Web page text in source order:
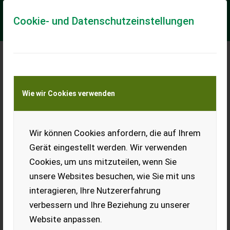
Cookie- und Datenschutzeinstellungen
Wie wir Cookies verwenden
Wir können Cookies anfordern, die auf Ihrem
Gerät eingestellt werden. Wir verwenden
Cookies, um uns mitzuteilen, wenn Sie
unsere Websites besuchen, wie Sie mit uns
interagieren, Ihre Nutzererfahrung
verbessern und Ihre Beziehung zu unserer
Website anpassen.
Meine Transportkostenanfrage
Transport von Land- und Baumaschinen –
KEINE Tiertransporte
Mercedes-Benz
Unimog U400
Hydrostat, Anbauplatte
Größe 3, ABS-Steckdose 24
V, Gögl 3-Seitenkipper,
Winterdienstbeleuchtung,
Frontscheibenheizung,
Kommunalhydraulik 2
Pumpen, Heckkamera, Komfortluftsitz beheizt,